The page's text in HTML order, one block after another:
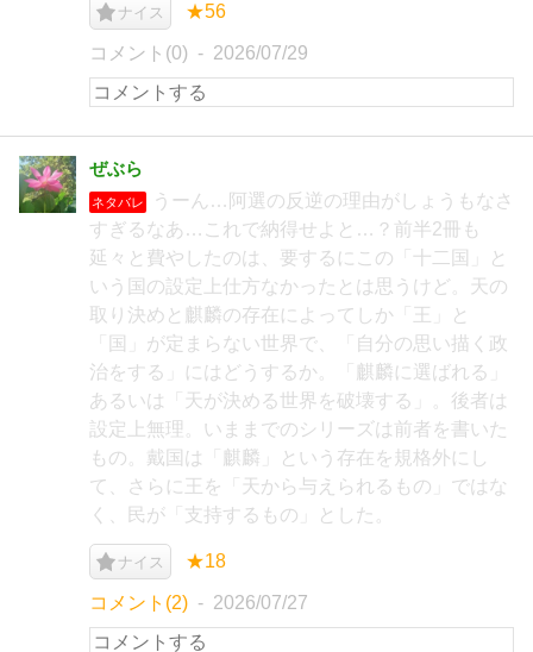
ナイス ★56
コメント(0) 2026/07/29
ぜぶら
ネタバレ
うーん…阿選の反逆の理由がしょうもなさ
すぎるなあ…これで納得せよと…？前半2冊も
延々と費やしたのは、要するにこの「十二国」と
いう国の設定上仕方なかったとは思うけど。天の
取り決めと麒麟の存在によってしか「王」と
「国」が定まらない世界で、「自分の思い描く政
治をする」にはどうするか。「麒麟に選ばれる」
あるいは「天が決める世界を破壊する」。後者は
設定上無理。いままでのシリーズは前者を書いた
もの。戴国は「麒麟」という存在を規格外にし
て、さらに王を「天から与えられるもの」ではな
く、民が「支持するもの」とした。
ナイス ★18
コメント(2) 2026/07/27